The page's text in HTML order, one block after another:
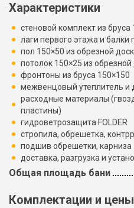
Характеристики
стеновой комплект из бруса
лаги первого этажа и балки
пол 150×50 из обрезной
потолок 150×25 из обрезной
фронтоны из бруса 150×150
межвенцовый утеплитель и
расходные материалы
пластины)
гидроветрозащита FOLDER
стропила, обрешетка,
подшив обрешетки, карниза
доставка, разгрузка и
Общая площадь бани
Комплектации и цены